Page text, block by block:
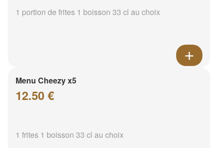
1 portion de frites 1 boisson 33 cl au choix
Menu Cheezy x5
12.50 €
1 frites 1 boisson 33 cl au choix